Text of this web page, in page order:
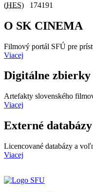
(HES) 174191
O SK CINEMA
Filmový portál SFÚ pre
Viacej
Digitálne zbierky
Artefakty slovenského
Viacej
Externé databázy
Licencované databázy a
Viacej